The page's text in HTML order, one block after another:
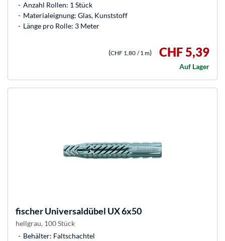
Anzahl Rollen: 1 Stück
Materialeignung: Glas, Kunststoff
Länge pro Rolle: 3 Meter
(CHF 1,80 / 1 m) CHF 5,39
Auf Lager
fischerUniversaldübel UX 6x50
hellgrau, 100 Stück
Behälter: Faltschachtel